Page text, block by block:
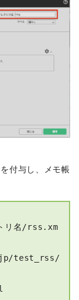
を付与し、メモ帳
リ名/rss.xm
test_rss/